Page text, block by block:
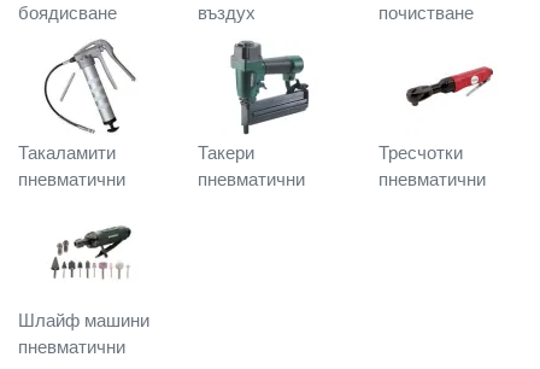
боядисване
въздух
почистване
Такаламити
пневматични
Такери
пневматични
Тресчотки
пневматични
Шлайф машини
пневматични